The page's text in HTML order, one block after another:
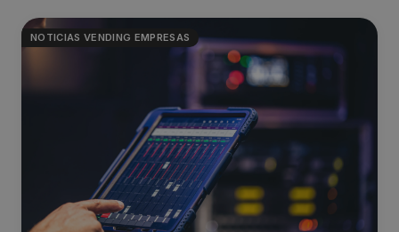
NOTICIAS VENDING EMPRESAS